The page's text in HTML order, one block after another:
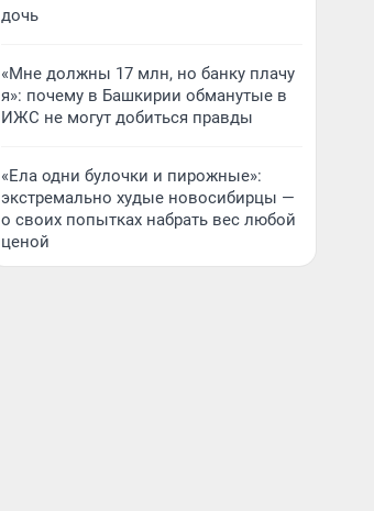
дочь
«Мне должны 17 млн, но банку плачу
я»: почему в Башкирии обманутые в
ИЖС не могут добиться правды
«Ела одни булочки и пирожные»:
экстремально худые новосибирцы —
о своих попытках набрать вес любой
ценой